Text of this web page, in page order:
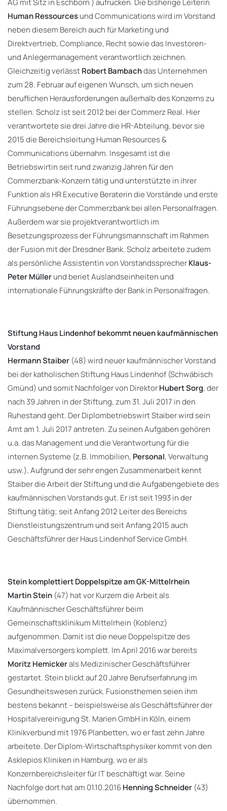
Human Ressourcesund Communications wird im Vorstand
neben diesem Bereich auch für Marketing und
Direktvertrieb, Compliance, Recht sowie das Investoren-
und Anlegermanagement verantwortlich zeichnen.
Gleichzeitig verlässtRobert Bambachdas Unternehmen
zum 28. Februar auf eigenen Wunsch, um sich neuen
beruflichen Herausforderungen außerhalb des Konzerns zu
stellen. Scholz ist seit 2012 bei der Commerz Real. Hier
verantwortete sie drei Jahre die HR-Abteilung, bevor sie
2015 die Bereichsleitung Human Resources &
Communications übernahm. Insgesamt ist die
Betriebswirtin seit rund zwanzig Jahren für den
Commerzbank-Konzern tätig und unterstützte in ihrer
Funktion als HR Executive Beraterin die Vorstände und erste
Führungsebene der Commerzbank bei allen Personalfragen.
Außerdem war sie projektverantwortlich im
Besetzungsprozess der Führungsmannschaft im Rahmen
der Fusion mit der Dresdner Bank. Scholz arbeitete zudem
als persönliche Assistentin von VorstandssprecherKlaus-
Peter Müllerund beriet Auslandseinheiten und
internationale Führungskräfte der Bank in Personalfragen.
Stiftung Haus Lindenhof bekommt neuen kaufmännischen
Vorstand
Hermann Staiber (48) wird neuer kaufmännischer Vorstand
bei der katholischen Stiftung Haus Lindenhof (Schwäbisch
Gmünd) und somit Nachfolger von DirektorHubert Sorg, der
nach 39 Jahren in der Stiftung, zum 31. Juli 2017 in den
Ruhestand geht. Der Diplombetriebswirt Staiber wird sein
Amt am 1. Juli 2017 antreten. Zu seinen Aufgaben gehören
u.a. das Management und die Verantwortung für die
internen Systeme (z.B. Immobilien, Personal, Verwaltung
usw.). Aufgrund der sehr engen Zusammenarbeit kennt
Staiber die Arbeit der Stiftung und die Aufgabengebiete des
kaufmännischen Vorstands gut. Er ist seit 1993 in der
Stiftung tätig; seit Anfang 2012 Leiter des Bereichs
Dienstleistungszentrum und seit Anfang 2015 auch
Geschäftsführer der Haus Lindenhof Service GmbH.
Stein komplettiert Doppelspitze am GK-Mittelrhein
Martin Stein (47) hat vor Kurzem die Arbeit als
Kaufmännischer Geschäftsführer beim
Gemeinschaftsklinikum Mittelrhein (Koblenz)
aufgenommen. Damit ist die neue Doppelspitze des
Maximalversorgers komplett. Im April 2016 war bereits
Moritz Hemickerals Medizinischer Geschäftsführer
gestartet. Stein blickt auf 20 Jahre Berufserfahrung im
Gesundheitswesen zurück. Fusionsthemen seien ihm
bestens bekannt – beispielsweise als Geschäftsführer der
Hospitalvereinigung St. Marien GmbH in Köln, einem
Klinikverbund mit 1976 Planbetten, wo er fast zehn Jahre
arbeitete. Der Diplom-Wirtschaftsphysiker kommt von den
Asklepios Kliniken in Hamburg, wo er als
Konzernbereichsleiter für IT beschäftigt war. Seine
Nachfolge dort hat am 01.10.2016Henning Schneider (43)
übernommen.